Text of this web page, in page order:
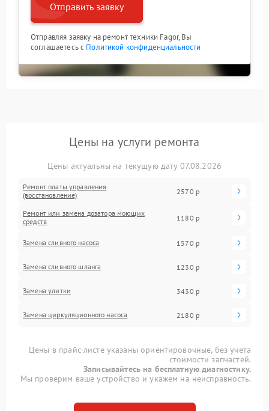
Отправить заявку
Отправляя заявку на ремонт техники Fagor, Вы
соглашаетесь с Политикой конфиденциальности
Цены на услуги ремонта
Цены актуальны на текущую дату 07.08.2026
Ремонт платы управления
(восстановление)
2570 р
Ремонт или замена дозатора моющих
средств
1180 р
Замена сливного насоса 1570 р
Замена сливного шланга 1230 р
Замена улитки 3430 р
Замена циркуляционного насоса 2180 р
Цены в прайс-листе указаны ориентировочные, без учета
стоимости запчастей.
Записывайтесь на бесплатную диагностику.
Мы проверим ваше устройство и укажем на неисправность.